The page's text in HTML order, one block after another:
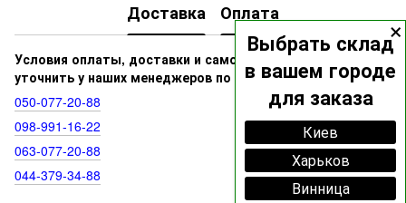
×
Выбрать склад
в вашем городе
для заказа
Киев
Харьков
Винница
Доставка Оплата
Условия оплаты, доставки и самовывоза вы можете
уточнить у наших менеджеров по номерам:
050‑077‑20‑88
098‑991‑16‑22
063‑077‑20‑88
044‑379‑34‑88